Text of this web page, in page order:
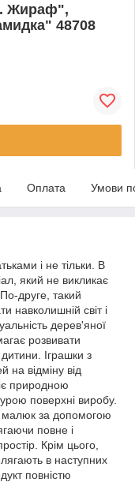
Жираф",
48708
Оплата Умови
і не тільки. В
який не викликає
друге, такий
навколишній світ і
дерев'яної
розвивати
Іграшки з
на відміну від
природною
поверхні виробу.
малюк за допомогою
повне і
Крім цього,
в наступних
повністю